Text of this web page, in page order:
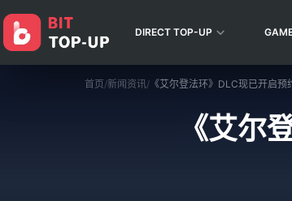
DIRECT TOP-UP
首页/新闻资讯/ 《艾尔登法环》DLC现已开启
《艾尔